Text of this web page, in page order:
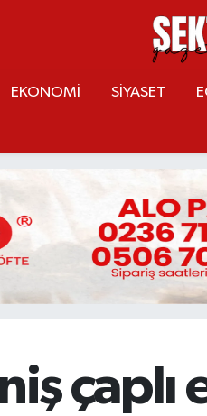
EKONOMİ SİYASET
çaplı